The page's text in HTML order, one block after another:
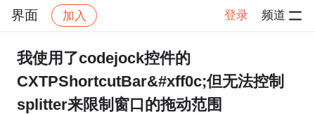
界面 加入 登录 频道
社区 界面 帖子详情
我使用了codejock控件的
CXTPShortcutBar&#xff0c;但无法控制
splitter来限制窗口的拖动范围